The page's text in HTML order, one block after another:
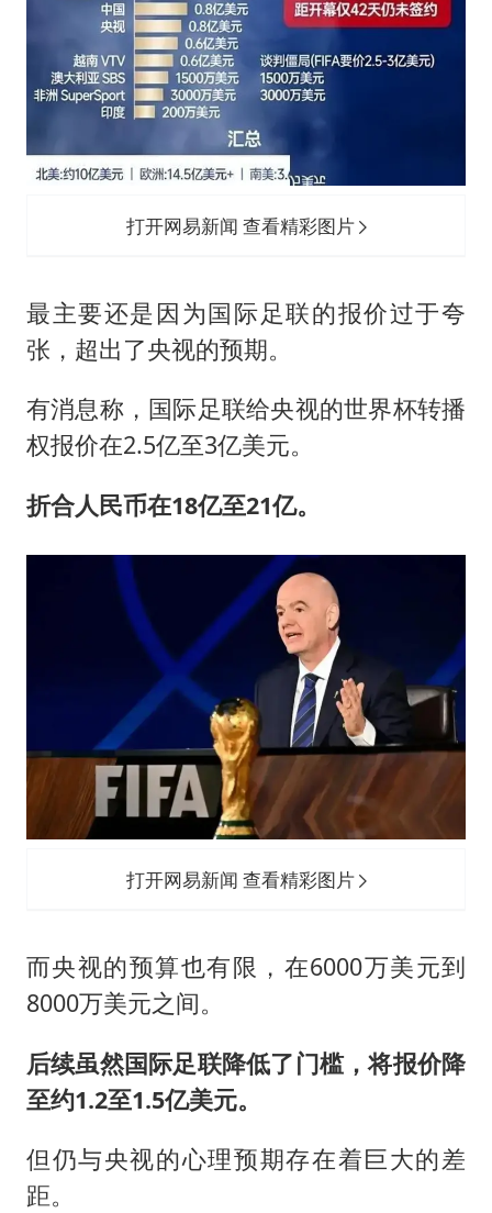
打开网易新闻 查看精彩图片
最主要还是因为国际足联的报价过于夸
张，超出了央视的预期。
有消息称，国际足联给央视的世界杯转播
权报价在2.5亿至3亿美元。
折合人民币在18亿至21亿。
打开网易新闻 查看精彩图片
而央视的预算也有限，在6000万美元到
8000万美元之间。
后续虽然国际足联降低了门槛，将报价降
至约1.2至1.5亿美元。
但仍与央视的心理预期存在着巨大的差
距。